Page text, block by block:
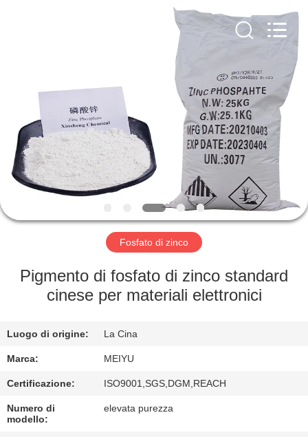
PRODOTTI
VIDEO
SU
DI
VISITA
FABBRICA
CONTROLLO
DELLA
QUALITÀ
Fosfato di zinco
Pigmento di fosfato di zinco standard
cinese per materiali elettronici
Luogo di origine: La Cina
Marca: MEIYU
Certificazione: ISO9001,SGS,DGM,REACH
Numero di
modello:
elevata purezza